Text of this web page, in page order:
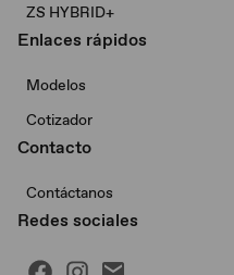
ZS HYBRID+
Enlaces rápidos
Modelos
Cotizador
Contacto
Contáctanos
Redes sociales